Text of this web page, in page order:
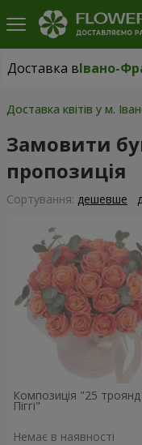
Доставка вІвано-
Доставка вІвано-
Доставка квітів у м.
Замовити
пропозиція
Сортування: дешевше
Композиція "25 троянд
Піггі"
Немає в наявності